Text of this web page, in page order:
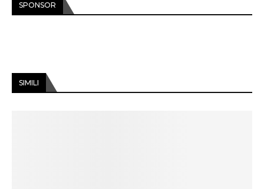
SPONSOR
SIMILI